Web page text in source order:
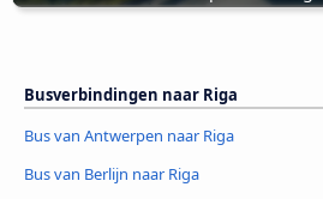
Busverbindingen naar Riga
Bus van Antwerpen naar Riga
Bus van Berlijn naar Riga